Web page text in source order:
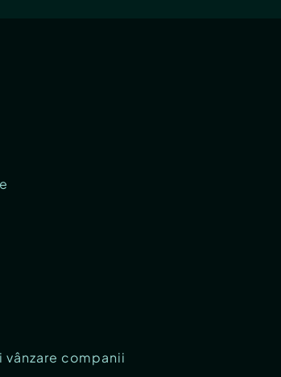
companii